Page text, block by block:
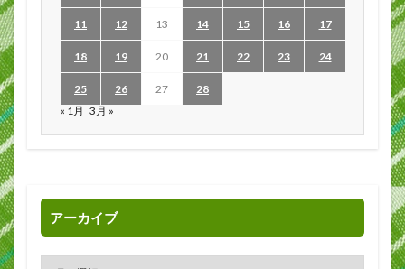
11 12 13 14 15 16 17
18 19 20 21 22 23 24
25 26 27
28
« 1月 3月 »
アーカイブ